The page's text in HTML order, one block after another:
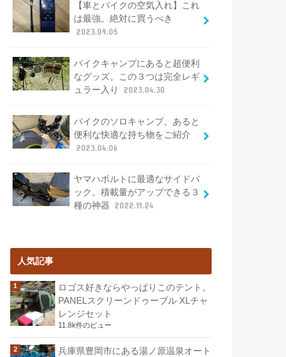
【車とバイクの空気入れ】これ
は最強。絶対に買うべき
2023.09.05
バイクキャンプにあると超便利
なグッズ。この３つは完全レギ
ュラー入り
2023.04.30
バイクのソロキャンプ。あると
便利な快適な持ち物をご紹介
2023.04.06
ヤマハボルトに最適なサイドバ
ック。積載量がアップできる３
種の神器
2022.11.24
人気記事
ロゴス好きならやっぱりこのテント。
PANELスクリーンドゥーブル XLチャ
レンジセット
11.8k件のビュー
兵庫県豊岡市にある湯ノ原温泉オート